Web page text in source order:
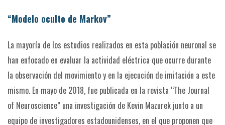
“Modelo oculto de Markov”
La mayoría de los estudios realizados en esta población neuronal se
han enfocado en evaluar la actividad eléctrica que ocurre durante
la observación del movimiento y en la ejecución de imitación a este
mismo. En mayo de 2018, fue publicada en la revista “The Journal
of Neuroscience” una investigación de Kevin Mazurek junto a un
equipo de investigadores estadounidenses, en el que proponen que